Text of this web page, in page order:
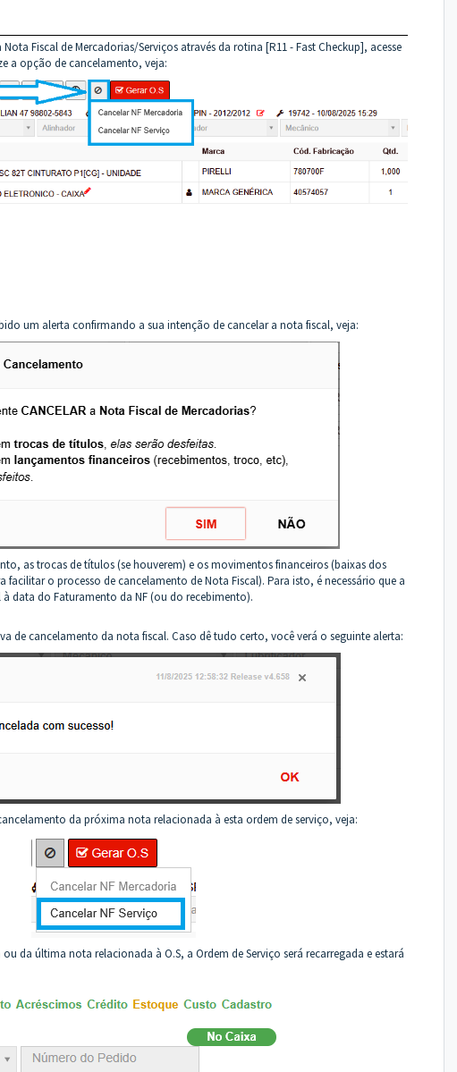
Fiscal de Mercadorias/Serviços através da rotina [R11 - Fast Checkup], acesse
a opção de cancelamento, veja:
um alerta confirmando a sua intenção de cancelar a nota fiscal, veja:
as trocas de títulos (se houverem) e os movimentos financeiros (baixas dos
o processo de cancelamento de Nota Fiscal). Para isto, é necessário que a
data do Faturamento da NF (ou do recebimento).
de cancelamento da nota fiscal. Caso dê tudo certo, você verá o seguinte alerta:
da próxima nota relacionada à esta ordem de serviço, veja:
da última nota relacionada à O.S, a Ordem de Serviço será recarregada e estará